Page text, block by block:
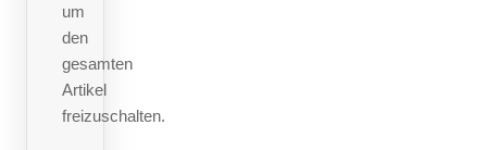
diesem
Leitfaden
erhalten
Sie eine
um
den
gesamten
Artikel
freizuschalten.